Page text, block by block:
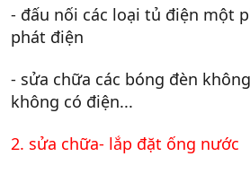
- đấu nối các loại tủ điện một
phát điện
- sửa chữa các bóng đèn
không có điện...
2. sửa chữa- lắp đặt ống nước